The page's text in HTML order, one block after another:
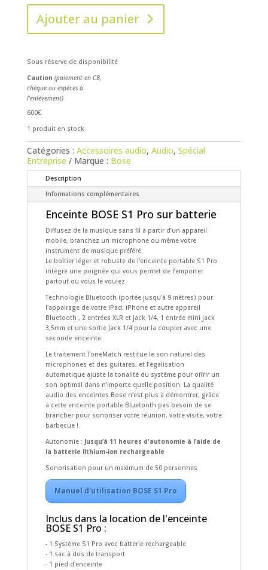
Ajouter au panier
Sous réserve de disponibilité
Caution (paiement en CB,
chèque ou espèces à
l'enlèvement)
600€
1 produit en stock
Catégories : Accessoires audio, Audio, Spécial
Entreprise
Marque : Bose
Description
Informations complémentaires
Enceinte BOSE S1 Pro sur batterie
Diffusez de la musique sans fil à partir d’un appareil
mobile, branchez un microphone ou même votre
instrument de musique préféré.
Le boîtier léger et robuste de l'enceinte portable S1 Pro
intègre une poignée qui vous permet de l’emporter
partout où vous le voulez.
Technologie Bluetooth (portée jusqu'à 9 mètres) pour
l'appairage de votre iPad, iPhone et autre appareil
Bluetooth , 2 entrées XLR et jack 1/4, 1 entrée mini jack
3,5mm et une sortie Jack 1/4 pour la coupler avec une
seconde enceinte.
Le traitement ToneMatch restitue le son naturel des
microphones et des guitares, et l’égalisation
automatique ajuste la tonalité du système pour offrir un
son optimal dans n’importe quelle position. La qualité
audio des enceintes Bose n'est plus à démontrer, grâce
à cette enceinte portable Bluetooth pas besoin de se
brancher pour sonoriser votre réunion, votre visite, votre
barbecue !
Autonomie : Jusqu’à 11 heures d'autonomie à l’aide de
la batterie lithium-ion rechargeable
Sonorisation pour un maximum de 50 personnes
Manuel d'utilisation BOSE S1 Pro
Inclus dans la location de l'enceinte
BOSE S1 Pro :
- 1 Système S1 Pro avec batterie rechargeable
- 1 sac à dos de transport
- 1 pied d'enceinte